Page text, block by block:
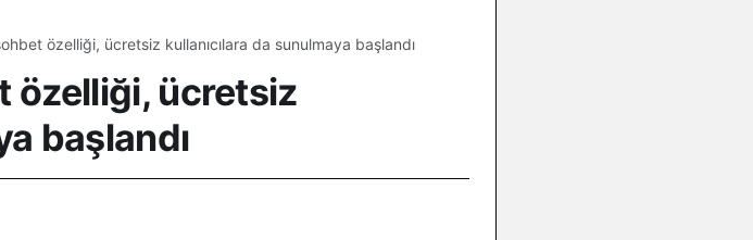
özelliği, ücretsiz kullanıcılara da sunulmaya başlandı
özelliği, ücretsiz
başlandı